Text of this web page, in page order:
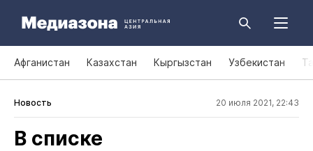
Афганистан Казахстан Кыргызстан Узбекистан
Новость 20 июля 2021, 22:43
В списке